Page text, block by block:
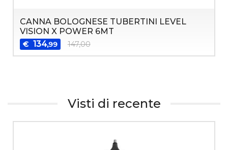
CANNA BOLOGNESE TUBERTINI LEVEL
VISION X POWER 6MT
€ 134,99 147,00
Visti di recente